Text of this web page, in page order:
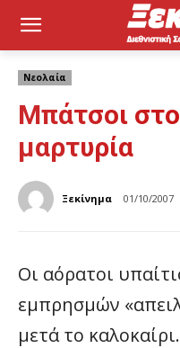
Νεολαία
Μπάτσοι
μαρτυρία
Ξεκίνημα 01/10/2007
Oι αόρατοι
εμπρησμών
μετά το